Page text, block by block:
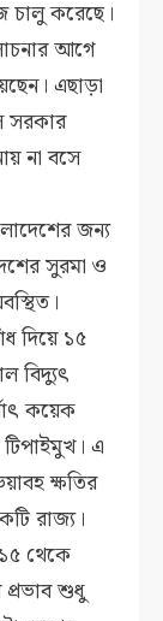
চালু করেছে।
আগে
এছাড়া
সরকার
না বসে
জন্য
সুরমা ও
দিয়ে ১৫
বিদ্যুৎ
কয়েক
এ
ক্ষতির
রাজ্য।
থেকে
শুধু